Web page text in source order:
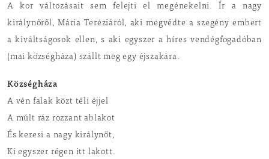
A kor változásait sem felejti el megénekelni. Ír a nagy
királynőről, Mária Teréziáról, aki megvédte a szegény embert
a kiváltságosok ellen, s aki egyszer a híres vendégfogadóban
(mai községháza) szállt meg egy éjszakára.
Községháza
A vén falak közt téli éjjel
A múlt ráz rozzant ablakot
És keresi a nagy királynőt,
Ki egyszer régen itt lakott.